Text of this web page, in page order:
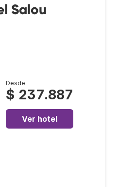
Salou
Desde
$ 237.887
Ver hotel